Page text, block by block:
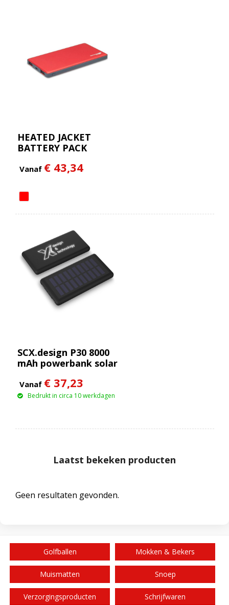
HEATED JACKET
BATTERY PACK
Vanaf € 43,34
SCX.design P30 8000
mAh powerbank solar
Vanaf € 37,23
Bedrukt in circa 10 werkdagen
Laatst bekeken producten
Geen resultaten gevonden.
Golfballen Mokken & Bekers
Muismatten Snoep
Verzorgingsproducten Schrijfwaren